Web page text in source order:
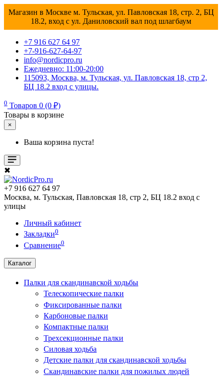
Магазин в Москве м. Тульская, ул. Павловская 18, стр. 2, БЦ
18.2, вход с ул. Даниловский вал под шлагбаум
+7 916 627 64 97
+7-916-627-64-97
info@nordicpro.ru
Ежедневно: 11:00-20:00
115093, Москва, м. Тульская, ул. Павловская 18, стр 2,
БЦ 18.2 вход с улицы.
0 Товаров 0 (0 ₽)
Товары в корзине
×
Ваша корзина пуста!
✖
+7 916 627 64 97
Москва, м. Тульская, Павловская 18, стр 2, БЦ 18.2 вход с
улицы
Личный кабинет
Закладки0
Сравнение0
Каталог
Палки для скандинавской ходьбы
Телескопические палки
Фиксированные палки
Карбоновые палки
Компактные палки
Трехсекционные палки
Силовая ходьба
Детские палки для скандинавской ходьбы
Скандинавские палки для пожилых людей